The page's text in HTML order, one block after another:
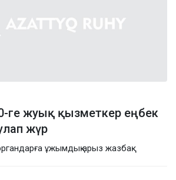
ге жуық қызметкер еңбек
жүр
ұжымдық арыз жазбақ